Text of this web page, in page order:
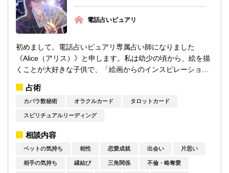
電話占いピュアリ
初めまして。電話占いピュアリ専属占い師になりました
《Alice（アリス）》と申します。私は幼少の頃から、絵を描
くことが大好きな子供で、「絵画からのインスピレーショ
占術
カバラ数秘術 オラクルカード タロットカード
スピリチュアルリーディング
相談内容
ペットの気持ち 相性 恋愛成就 出会い 片思い
相手の気持ち 縁結び 三角関係 不倫・略奪愛